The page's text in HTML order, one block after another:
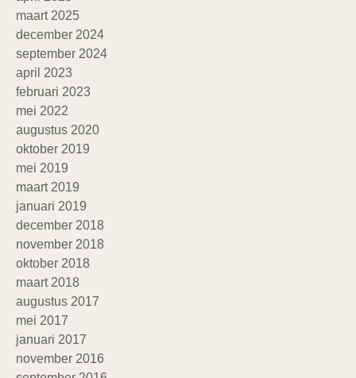
maart 2025
december 2024
september 2024
april 2023
februari 2023
mei 2022
augustus 2020
oktober 2019
mei 2019
maart 2019
januari 2019
december 2018
november 2018
oktober 2018
maart 2018
augustus 2017
mei 2017
januari 2017
november 2016